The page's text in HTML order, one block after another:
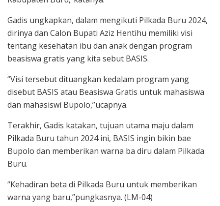
Gadis ungkapkan, dalam mengikuti Pilkada Buru 2024,
dirinya dan Calon Bupati Aziz Hentihu memiliki visi
tentang kesehatan ibu dan anak dengan program
beasiswa gratis yang kita sebut BASIS.
“Visi tersebut dituangkan kedalam program yang
disebut BASIS atau Beasiswa Gratis untuk mahasiswa
dan mahasiswi Bupolo,”ucapnya.
Terakhir, Gadis katakan, tujuan utama maju dalam
Pilkada Buru tahun 2024 ini, BASIS ingin bikin bae
Bupolo dan memberikan warna ba diru dalam Pilkada
Buru.
“Kehadiran beta di Pilkada Buru untuk memberikan
warna yang baru,”pungkasnya. (LM-04)